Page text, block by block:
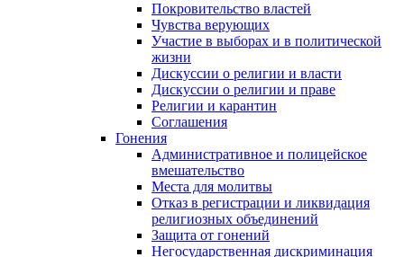
Покровительство властей
Чувства верующих
Участие в выборах и в политической
жизни
Дискуссии о религии и власти
Дискуссии о религии и праве
Религии и карантин
Соглашения
Гонения
Административное и полицейское
вмешательство
Места для молитвы
Отказ в регистрации и ликвидация
религиозных объединений
Защита от гонений
Негосударственная дискриминация